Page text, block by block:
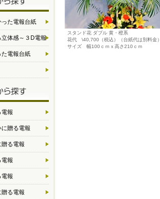
スタンド花 ダブル 黄・橙系
花代 \40,700（税込）（台紙代は別料金）
サイズ 幅100ｃｍｘ高さ210ｃｍ
た電報台紙
体感～３D電報
電報台紙
報
贈る電報
る電報
報
報
る電報